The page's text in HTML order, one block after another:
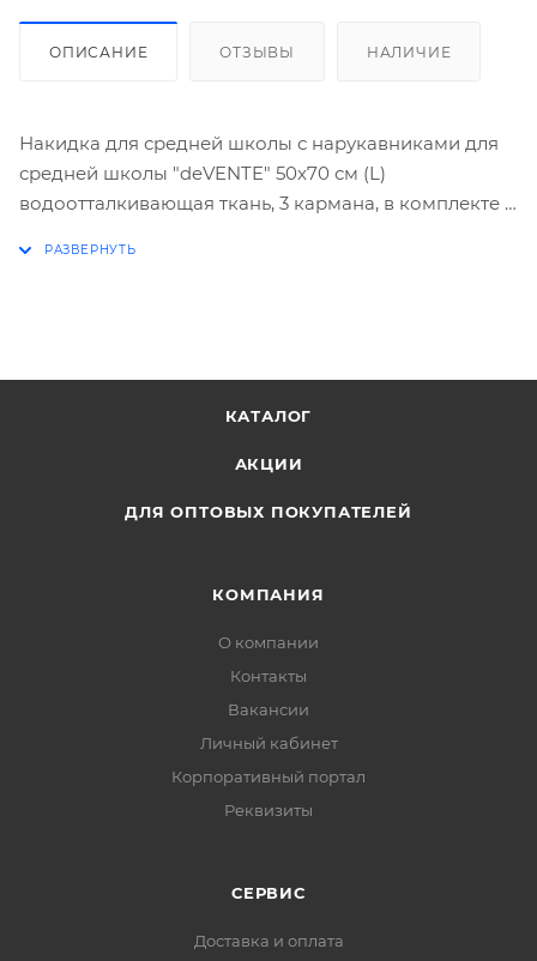
ОПИСАНИЕ ОТЗЫВЫ НАЛИЧИЕ
Накидка для средней школы с нарукавниками для
средней школы "deVENTE" 50x70 см (L)
водоотталкивающая ткань, 3 кармана, в комплекте с
КАТАЛОГ
АКЦИИ
ДЛЯ ОПТОВЫХ ПОКУПАТЕЛЕЙ
КОМПАНИЯ
О компании
Контакты
Вакансии
Личный кабинет
Корпоративный портал
Реквизиты
СЕРВИС
Доставка и оплата